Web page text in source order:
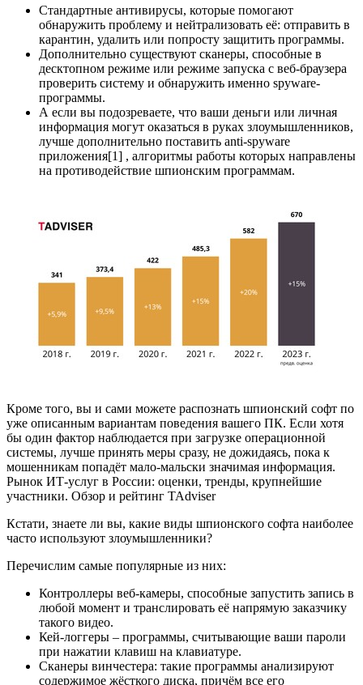
Стандартные антивирусы, которые помогают
обнаружить проблему и нейтрализовать её: отправить в
карантин, удалить или попросту защитить программы.
Дополнительно существуют сканеры, способные в
десктопном режиме или режиме запуска с веб-браузера
проверить систему и обнаружить именно spyware-
программы.
А если вы подозреваете, что ваши деньги или личная
информация могут оказаться в руках злоумышленников,
лучше дополнительно поставить anti-spyware
приложения[1] , алгоритмы работы которых направлены
на противодействие шпионским программам.
Кроме того, вы и сами можете распознать шпионский софт по
уже описанным вариантам поведения вашего ПК. Если хотя
бы один фактор наблюдается при загрузке операционной
системы, лучше принять меры сразу, не дожидаясь, пока к
мошенникам попадёт мало-мальски значимая информация.
Рынок ИТ-услуг в России: оценки, тренды, крупнейшие
участники. Обзор и рейтинг TAdviser
Кстати, знаете ли вы, какие виды шпионского софта наиболее
часто используют злоумышленники?
Перечислим самые популярные из них:
Контроллеры веб-камеры, способные запустить запись в
любой момент и транслировать её напрямую заказчику
такого видео.
Кей-логгеры – программы, считывающие ваши пароли
при нажатии клавиш на клавиатуре.
Сканеры винчестера: такие программы анализируют
содержимое жёсткого диска, причём все его